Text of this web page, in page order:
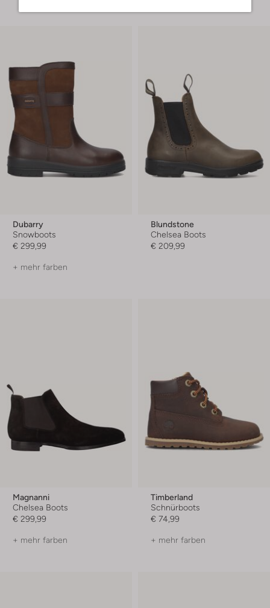
Dubarry
Snowboots
€ 299,99
+ mehr farben
Blundstone
Chelsea Boots
€ 209,99
Magnanni
Chelsea Boots
€ 299,99
+ mehr farben
Timberland
Schnürboots
€ 74,99
+ mehr farben